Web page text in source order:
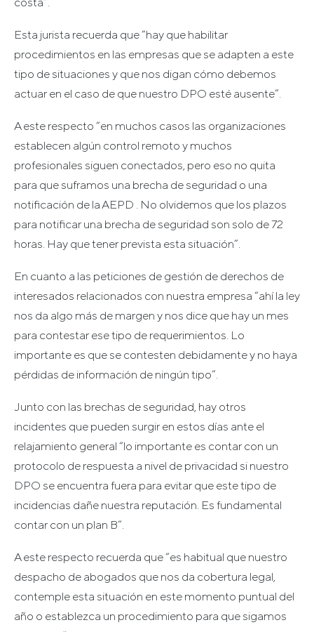
Esta jurista recuerda que “hay que habilitar
procedimientos en las empresas que se adapten a este
tipo de situaciones y que nos digan cómo debemos
actuar en el caso de que nuestro DPO esté ausente”.
A este respecto “en muchos casos las organizaciones
establecen algún control remoto y muchos
profesionales siguen conectados, pero eso no quita
para que suframos una brecha de seguridad o una
notificación de la AEPD . No olvidemos que los plazos
para notificar una brecha de seguridad son solo de 72
horas. Hay que tener prevista esta situación”.
En cuanto a las peticiones de gestión de derechos de
interesados relacionados con nuestra empresa “ahí la ley
nos da algo más de margen y nos dice que hay un mes
para contestar ese tipo de requerimientos. Lo
importante es que se contesten debidamente y no haya
pérdidas de información de ningún tipo”.
Junto con las brechas de seguridad, hay otros
incidentes que pueden surgir en estos días ante el
relajamiento general “lo importante es contar con un
protocolo de respuesta a nivel de privacidad si nuestro
DPO se encuentra fuera para evitar que este tipo de
incidencias dañe nuestra reputación. Es fundamental
contar con un plan B”.
A este respecto recuerda que “es habitual que nuestro
despacho de abogados que nos da cobertura legal,
contemple esta situación en este momento puntual del
año o establezca un procedimiento para que sigamos